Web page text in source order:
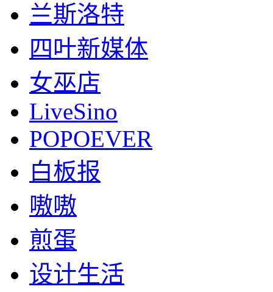
兰斯洛特
四叶新媒体
女巫店
LiveSino
POPOEVER
白板报
嗷嗷
煎蛋
设计生活